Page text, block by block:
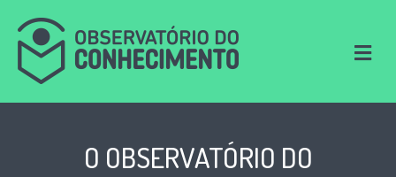
M
e
u
O OBSERVATÓRIO DO